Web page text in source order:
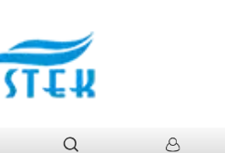
سخان مياه غاز